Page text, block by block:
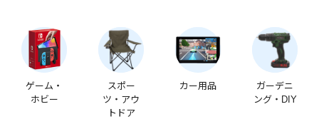
ゲーム・
ホビー
スポー
ツ・アウ
トドア
カー用品
ガーデニ
ング・DIY